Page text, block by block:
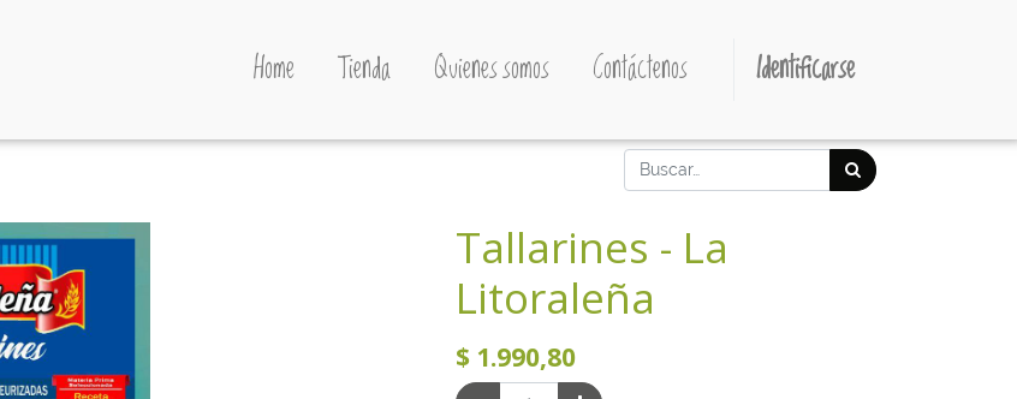
Home Tienda Quienes somos Contáctenos Identificarse
Tallarines - La
Litoraleña
$ 1.990,80